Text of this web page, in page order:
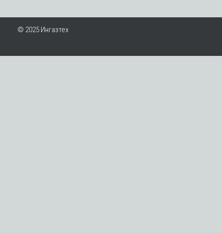
© 2025 Ингазтех